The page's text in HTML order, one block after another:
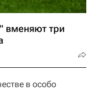
вменяют три
в особо